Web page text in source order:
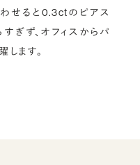
せると0.3ctのピアス
ぎず、オフィスからパ
ます。